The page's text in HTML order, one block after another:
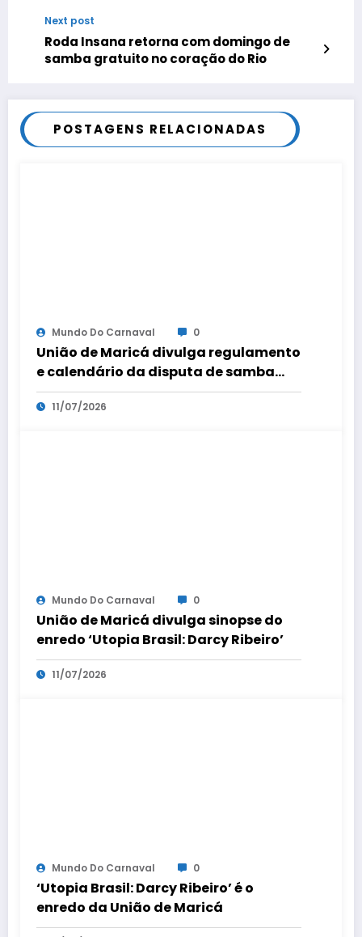
Next post
Roda Insana retorna com domingo de
samba gratuito no coração do Rio
POSTAGENS RELACIONADAS
Mundo Do Carnaval 0
União de Maricá divulga regulamento
e calendário da disputa de samba
para o Carnaval
11/07/2026
Mundo Do Carnaval 0
União de Maricá divulga sinopse do
enredo ‘Utopia Brasil: Darcy Ribeiro’
11/07/2026
Mundo Do Carnaval 0
‘Utopia Brasil: Darcy Ribeiro’ é o
enredo da União de Maricá